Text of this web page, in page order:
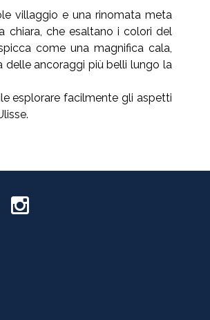
villaggio e una rinomata meta
chiara, che esaltano i colori del
come una magnifica cala,
ancoraggi più belli lungo la
esplorare facilmente gli aspetti